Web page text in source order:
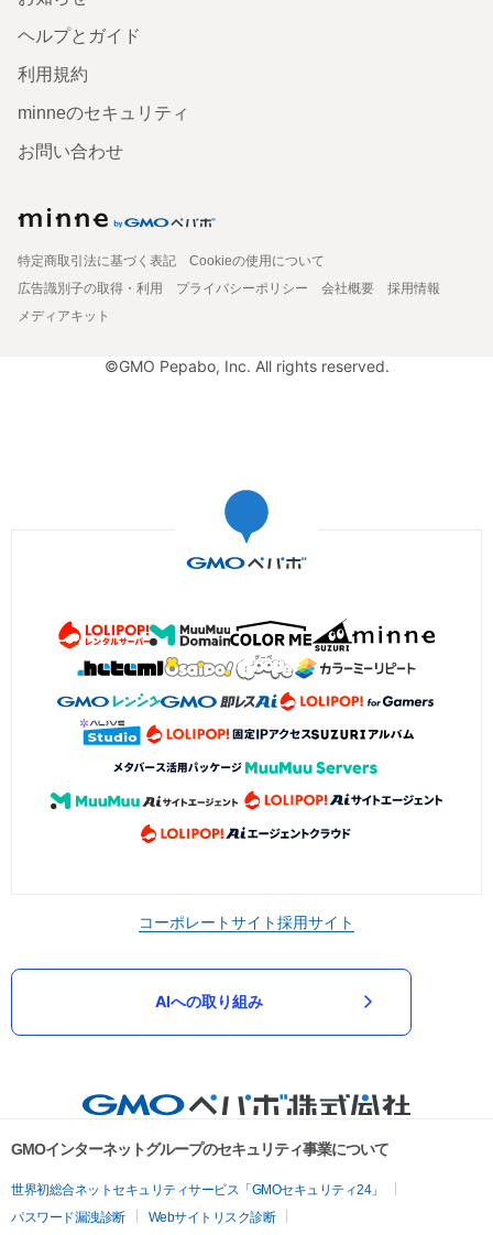
ヘルプとガイド
利用規約
minneのセキュリティ
お問い合わせ
特定商取引法に基づく表記
Cookieの使用について
広告識別子の取得・利用
プライバシーポリシー 会社概要
採用情報
メディアキット
©GMO Pepabo, Inc. All rights reserved.
コーポレートサイト採用サイト
AIへの取り組み
GMOインターネットグループのセキュリティ事業について
世界初総合ネットセキュリティサービス「GMOセキュリティ24」
パスワード漏洩診断
Webサイトリスク診断